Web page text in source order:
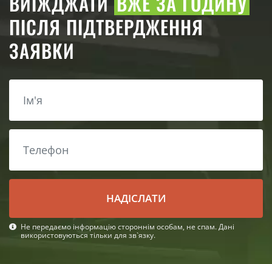
ПІСЛЯ ПІДТВЕРДЖЕННЯ
ЗАЯВКИ
НАДІСЛАТИ
Не передаємо інформацію стороннім особам, не спам. Дані
використовуються тільки для зв`язку.